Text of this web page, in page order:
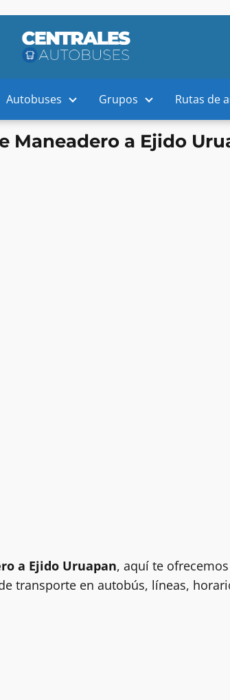
Autobuses Grupos Rutas de
Maneadero a Ejido
a Ejido Uruapan, aquí te
transporte en autobús, líneas,